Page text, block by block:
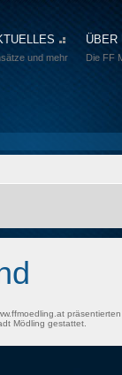
und mehr
ÜBER
Die FF
Mödling gestattet.